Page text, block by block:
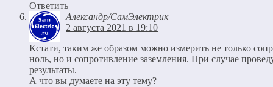
Ответить
Александр/СамЭлектрик
2 августа 2021 в 19:10
Кстати, таким же образом можно измерить не только
ноль, но и сопротивление заземления. При случае
результаты.
А что вы думаете на эту тему?